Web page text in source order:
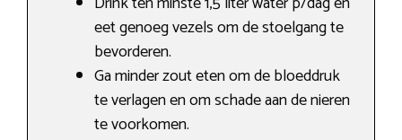
eet genoeg vezels om de stoelgang te
bevorderen.
Ga minder zout eten om de bloeddruk
te verlagen en om schade aan de nieren
te voorkomen.